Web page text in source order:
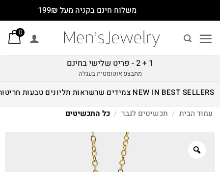
משלוח חינם בקניה מעל 199₪
0
1 + 2 - פריט שלישי בחינם
מתבצע אוטומטית בעגלה
BEST SELLERS
NEW IN צמידים שרשראותתליונים טבעותחריטות
עמוד הבית
/ תכשיטים לגבר / כל התכשיטים
Zoom